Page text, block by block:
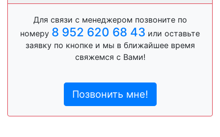
Для связи с менеджером позвоните по
номеру 8 952 620 68 43 или оставьте
заявку по кнопке и мы в ближайшее время
свяжемся с Вами!
Позвонить мне!